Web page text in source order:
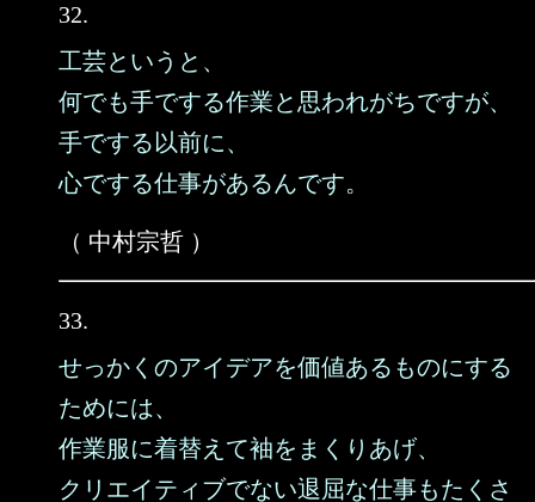
32.
工芸というと、
何でも手でする作業と思われがちですが、
手でする以前に、
心でする仕事があるんです。
（ 中村宗哲 ）
33.
せっかくのアイデアを価値あるものにする
ためには、
作業服に着替えて袖をまくりあげ、
クリエイティブでない退屈な仕事もたくさ